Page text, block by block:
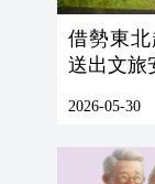
借勢東北超賽
送出文旅
2026-05-30